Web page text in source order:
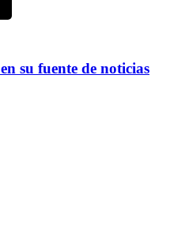
en su fuente de noticias